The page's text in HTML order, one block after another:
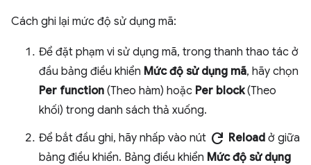
Cách ghi lại mức độ sử dụng mã:
Để đặt phạm vi sử dụng mã, trong thanh thao tác ở
đầu bảng điều khiển Mức độ sử dụng mã, hãy chọn
Per function (Theo hàm) hoặc Per block(Theo
khối) trong danh sách thả xuống.
Để bắt đầu ghi, hãy nhấp vào nút refresh Reload ở giữa
bảng điều khiển. Bảng điều khiển Mức độ sử dụng